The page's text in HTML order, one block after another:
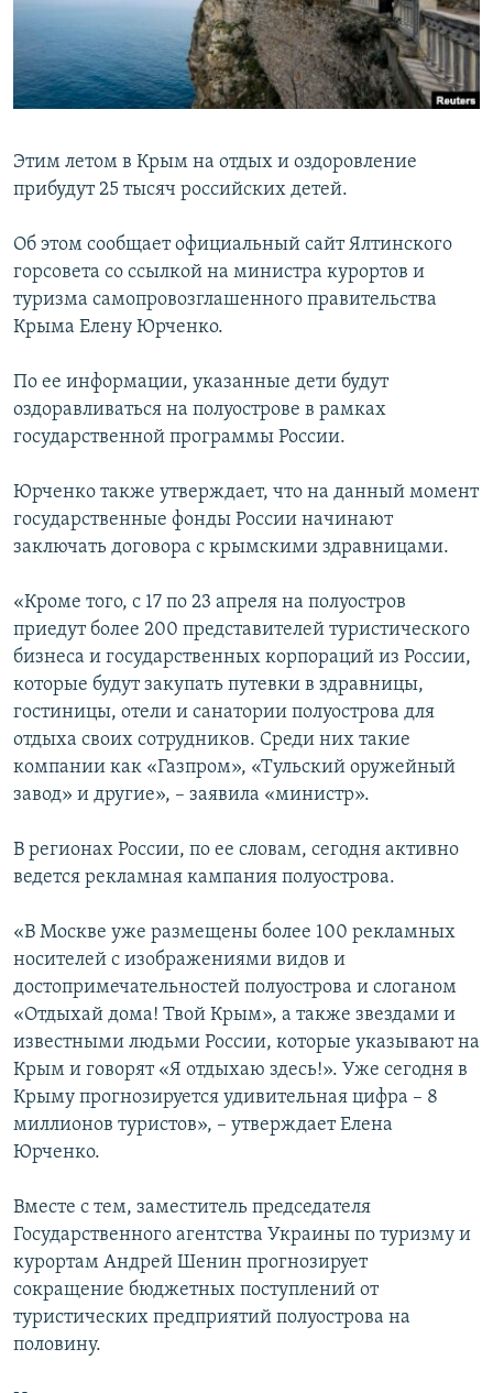
ПОБЕДИТЕЛЕЙ НЕ СУДЯТ?
КРЫМ.НЕПОКОРЕННЫЙ
ELIFBE
Все сайты RFE/RL
Этим летом в Крым на отдых и оздоровление
прибудут 25 тысяч российских детей.
Об этом сообщает официальный сайт Ялтинского
горсовета со ссылкой на министра курортов и
туризма самопровозглашенного правительства
Крыма Елену Юрченко.
По ее информации, указанные дети будут
оздоравливаться на полуострове в рамках
государственной программы России.
Юрченко также утверждает, что на данный момент
государственные фонды России начинают
заключать договора с крымскими здравницами.
«Кроме того, с 17 по 23 апреля на полуостров
приедут более 200 представителей туристического
бизнеса и государственных корпораций из России,
которые будут закупать путевки в здравницы,
гостиницы, отели и санатории полуострова для
отдыха своих сотрудников. Среди них такие
компании как «Газпром», «Тульский оружейный
завод» и другие», – заявила «министр».
В регионах России, по ее словам, сегодня активно
ведется рекламная кампания полуострова.
«В Москве уже размещены более 100 рекламных
носителей с изображениями видов и
достопримечательностей полуострова и слоганом
«Отдыхай дома! Твой Крым», а также звездами и
известными людьми России, которые указывают на
Крым и говорят «Я отдыхаю здесь!». Уже сегодня в
Крыму прогнозируется удивительная цифра – 8
миллионов туристов», – утверждает Елена
Юрченко.
Вместе с тем, заместитель председателя
Государственного агентства Украины по туризму и
курортам Андрей Шенин прогнозирует
сокращение бюджетных поступлений от
туристических предприятий полуострова на
половину.